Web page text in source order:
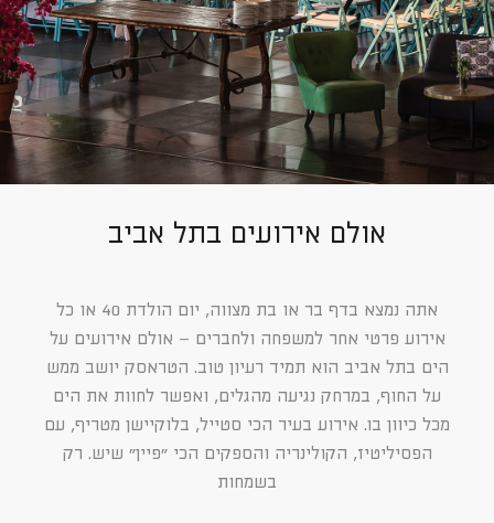
אולם אירועים בתל אביב
אתה נמצא בדף בר או בת מצווה, יום הולדת 40 או כל
אירוע פרטי אחר למשפחה ולחברים – אולם אירועים על
הים בתל אביב הוא תמיד רעיון טוב. הטראסק יושב ממש
על החוף, במרחק נגיעה מהגלים, ואפשר לחוות את הים
מכל כיוון בו. אירוע בעיר הכי סטייל, בלוקיישן מטריף, עם
הפסיליטיז, הקולינריה והספקים הכי ״פיין״ שיש. רק
בשמחות